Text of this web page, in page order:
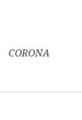
CORONA